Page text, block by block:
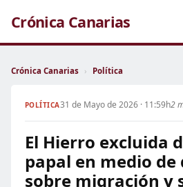
Crónica Canarias
Crónica Canarias › Política
POLÍTICA31 de Mayo de 2026 · 11:59h2
El Hierro excluida
papal en medio de
sobre migración y